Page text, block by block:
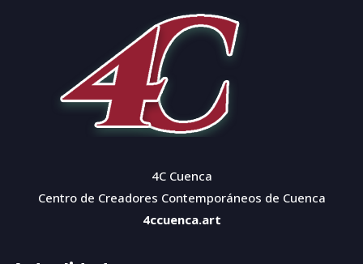
4C Cuenca
Centro de Creadores Contemporáneos de Cuenca
4ccuenca.art